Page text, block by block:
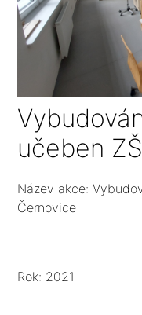
učeben
Název akce:
Černovice
Rok: 2021